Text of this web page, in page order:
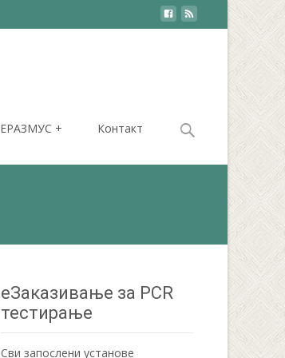
ЕРАЗМУС + Контакт
Search
еЗаказивање за PCR
тестирање
Сви запослени установе